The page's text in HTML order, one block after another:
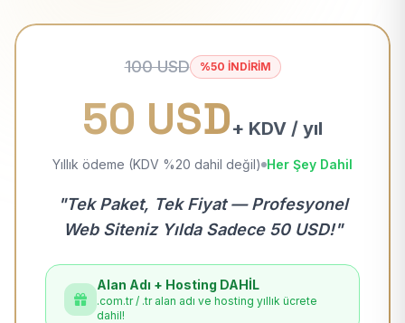
100 USD %50 İNDİRİM
50 USD+ KDV / yıl
Yıllık ödeme (KDV %20 dahil değil) Her Şey Dahil
"Tek Paket, Tek Fiyat — Profesyonel
Web Siteniz Yılda Sadece 50 USD!"
Alan Adı + Hosting DAHİL
.com.tr / .tr alan adı ve hosting yıllık ücrete
dahil!